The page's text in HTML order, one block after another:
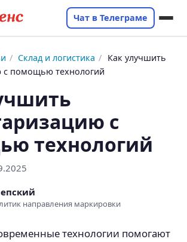
Чат в Телеграме
/ Склад и логистика / Как улучшить
с помощью технологий
с
технологий
направления маркировки
технологии помогают